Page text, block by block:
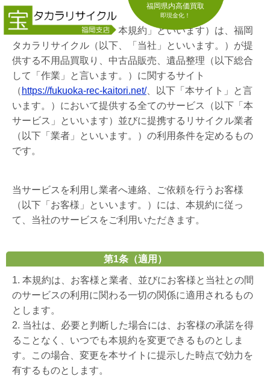
福岡県内高価買取
即現金化！
この利用規約（以下、「本規約」といいます）は、福岡
タカラリサイクル（以下、「当社」といいます。）が提
供する不用品買取り、中古品販売、遺品整理（以下総合
して「作業」と言います。）に関するサイト
（ https://fukuoka-rec-kaitori.net/、以下「本サイト」と言
います。）において提供する全てのサービス（以下「本
サービス」といいます）並びに提携するリサイクル業者
（以下「業者」といいます。）の利用条件を定めるもの
です。
当サービスを利用し業者へ連絡、ご依頼を行うお客様
（以下「お客様」といいます。）には、本規約に従っ
て、当社のサービスをご利用いただきます。
第1条（適用）
1. 本規約は、お客様と業者、並びにお客様と当社との間
のサービスの利用に関わる一切の関係に適用されるもの
とします。
2. 当社は、必要と判断した場合には、お客様の承諾を得
ることなく、いつでも本規約を変更できるものとしま
す。この場合、変更を本サイトに提示した時点で効力を
有するものとします。